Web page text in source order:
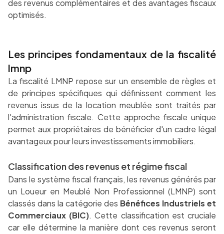
des revenus complémentaires et des avantages fiscaux
optimisés.
Les principes fondamentaux de la fiscalité
lmnp
La fiscalité LMNP repose sur un ensemble de règles et
de principes spécifiques qui définissent comment les
revenus issus de la location meublée sont traités par
l'administration fiscale. Cette approche fiscale unique
permet aux propriétaires de bénéficier d'un cadre légal
avantageux pour leurs investissements immobiliers.
Classification des revenus et régime fiscal
Dans le système fiscal français, les revenus générés par
un Loueur en Meublé Non Professionnel (LMNP) sont
classés dans la catégorie des Bénéfices Industriels et
Commerciaux (BIC). Cette classification est cruciale
car elle détermine la manière dont ces revenus seront